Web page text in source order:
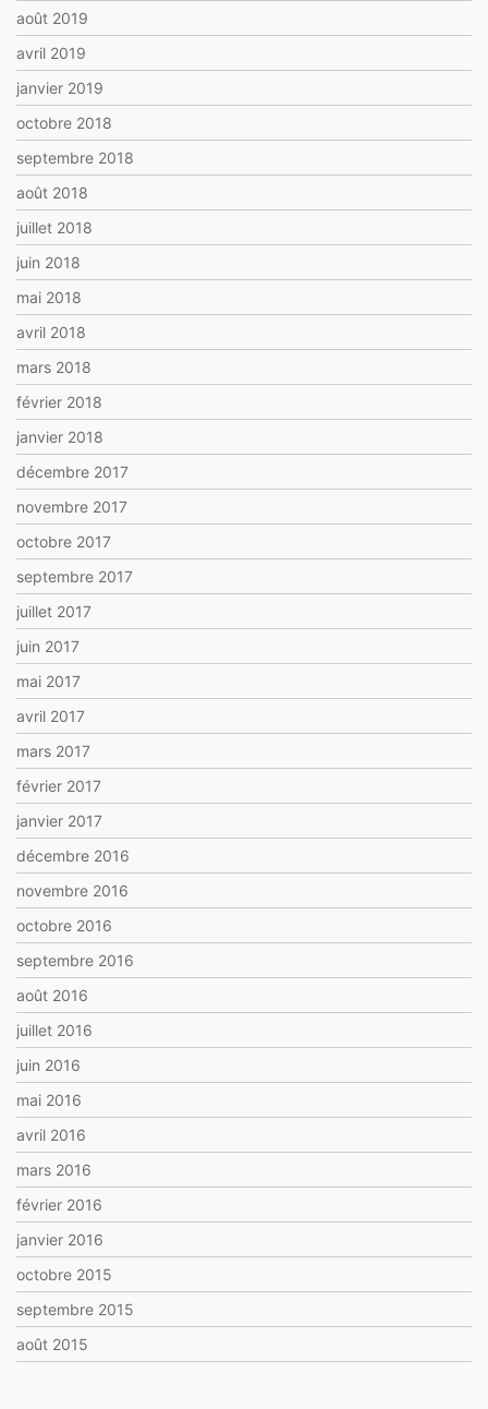
août 2019
avril 2019
janvier 2019
octobre 2018
septembre 2018
août 2018
juillet 2018
juin 2018
mai 2018
avril 2018
mars 2018
février 2018
janvier 2018
décembre 2017
novembre 2017
octobre 2017
septembre 2017
juillet 2017
juin 2017
mai 2017
avril 2017
mars 2017
février 2017
janvier 2017
décembre 2016
novembre 2016
octobre 2016
septembre 2016
août 2016
juillet 2016
juin 2016
mai 2016
avril 2016
mars 2016
février 2016
janvier 2016
octobre 2015
septembre 2015
août 2015